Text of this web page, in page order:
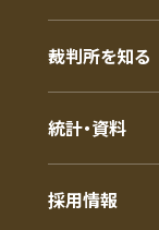
裁判所を知る
統計・資料
採用情報